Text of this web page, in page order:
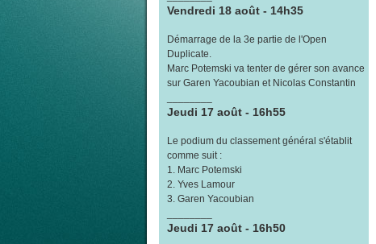
Vendredi 18 août - 14h35
Démarrage de la 3e partie de l'Open
Duplicate.
Marc Potemski va tenter de gérer son avance
sur Garen Yacoubian et Nicolas Constantin
Jeudi 17 août - 16h55
Le podium du classement général s'établit
comme suit :
1. Marc Potemski
2. Yves Lamour
3. Garen Yacoubian
Jeudi 17 août - 16h50